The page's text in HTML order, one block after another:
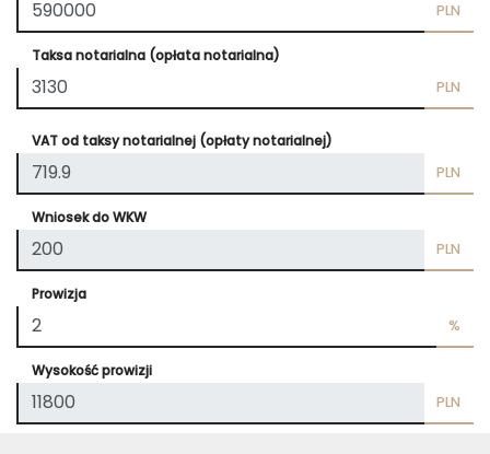
PLN
Taksa notarialna (opłata notarialna)
PLN
VAT od taksy notarialnej (opłaty notarialnej)
PLN
Wniosek do WKW
PLN
Prowizja
%
Wysokość prowizji
PLN